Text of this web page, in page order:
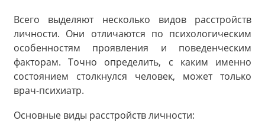
Всего выделяют несколько видов расстройств
личности. Они отличаются по психологическим
особенностям проявления и поведенческим
факторам. Точно определить, с каким именно
состоянием столкнулся человек, может только
врач-психиатр.
Основные виды расстройств личности: